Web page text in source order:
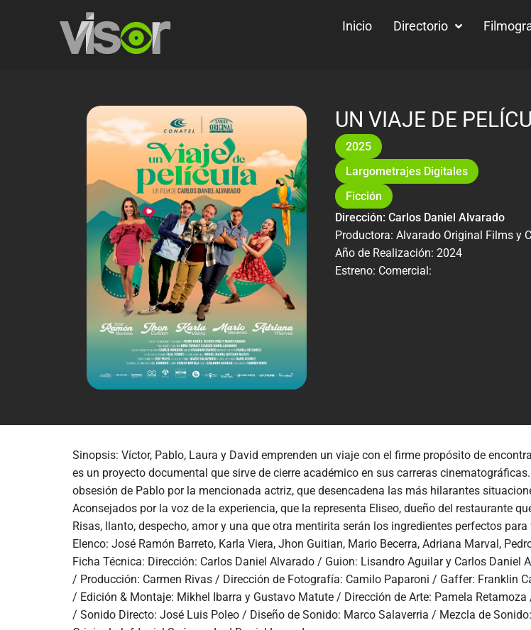
Inicio Directorio
UN VIAJE DE
2025
Largometrajes Digitales
Ficción
Dirección: Carlos Daniel Alvarado
Productora: Alvarado Original Films y
Año de Realización: 2024
Estreno: Comercial:
Sinopsis: Víctor, Pablo, Laura y David emprenden un viaje con el firme propósito de
es un proyecto documental que sirve de cierre académico en sus carreras
obsesión de Pablo por la mencionada actriz, que desencadena las más hilarantes
Aconsejados por la voz de la experiencia, que la representa Eliseo, dueño del restaurante
Risas, llanto, despecho, amor y una que otra mentirita serán los ingredientes perfectos para
Elenco: José Ramón Barreto, Karla Viera, Jhon Guitian, Mario Becerra, Adriana Marval,
Ficha Técnica: Dirección: Carlos Daniel Alvarado / Guion: Lisandro Aguilar y Carlos
/ Producción: Carmen Rivas / Dirección de Fotografía: Camilo Paparoni / Gaffer: Franklin
/ Edición & Montaje: Mikhel Ibarra y Gustavo Matute / Dirección de Arte: Pamela
/ Sonido Directo: José Luis Poleo / Diseño de Sonido: Marco Salaverria / Mezcla de